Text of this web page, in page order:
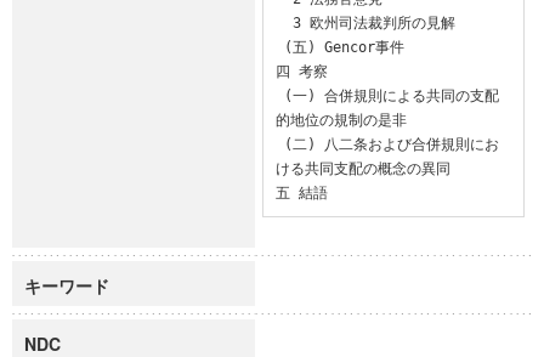
四 考察
的地位の規制の是非
ける共同支配の概念の異同
五 結語
キーワード
NDC